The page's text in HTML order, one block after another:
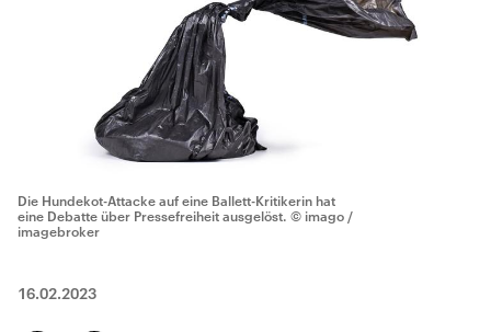
Die Hundekot-Attacke auf eine Ballett-Kritikerin hat
eine Debatte über Pressefreiheit ausgelöst. © imago /
imagebroker
16.02.2023